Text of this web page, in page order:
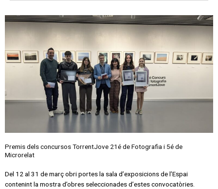
Premis dels concursos TorrentJove 21é de Fotografia i 5é de
Microrelat
Del 12 al 31 de març obri portes la sala d’exposicions de l’Espai
contenint la mostra d’obres seleccionades d’estes convocatòries.